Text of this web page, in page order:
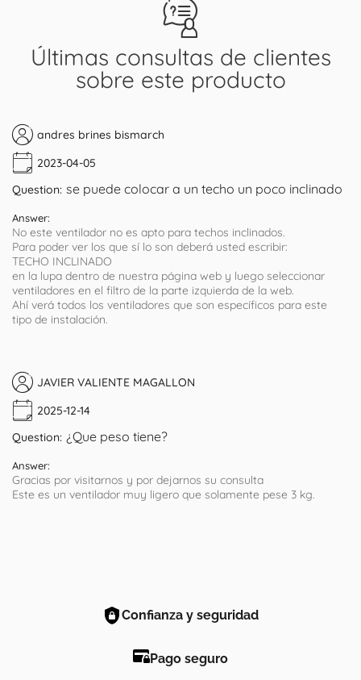
Últimas consultas de clientes
sobre este producto
andres brines bismarch
2023-04-05
Question: se puede colocar a un techo un poco inclinado
Answer:
No este ventilador no es apto para techos inclinados.
Para poder ver los que sí lo son deberá usted escribir:
TECHO INCLINADO
en la lupa dentro de nuestra página web y luego seleccionar
ventiladores en el filtro de la parte izquierda de la web.
Ahí verá todos los ventiladores que son específicos para este
tipo de instalación.
JAVIER VALIENTE MAGALLON
2025-12-14
Question: ¿Que peso tiene?
Answer:
Gracias por visitarnos y por dejarnos su consulta
Este es un ventilador muy ligero que solamente pese 3 kg.
Confianza y seguridad
Pago seguro